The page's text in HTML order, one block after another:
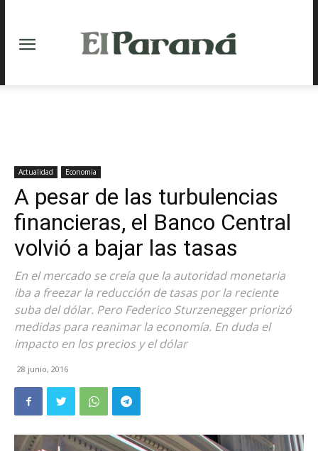
Actualidad Economia
A pesar de las turbulencias
financieras, el Banco Central
volvió a bajar las tasas
En el mercado se creía que la autoridad monetaria
iba a freezar la reducción de tasas por la reciente
suba del dólar. Pero Federico Sturzenegger priorizó
medidas para reanimar la economía. En duda el
impacto en los precios y el dólar
28 junio, 2016